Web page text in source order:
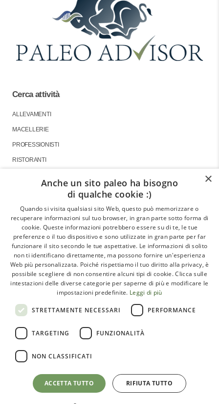
Cerca attività
ALLEVAMENTI
MACELLERIE
PROFESSIONISTI
RISTORANTI
GLI ARTICOLI
LE INTERVISTE
CHI SIAMO
CONTATTI
Paleoadvisor.net è un progetto di Francesca Pietrobon e
(RM) Italy – C.F. PTRFNC91T67l407X
Privacy e cookie policy Termini e condizioniMap Icons
×
Anche un sito paleo ha bisogno
di qualche cookie :)
Quando si visita qualsiasi sito Web, questo può memorizzare o
recuperare informazioni sul tuo browser, in gran parte sotto forma di
cookie. Queste informazioni potrebbero essere su di te, le tue
preferenze o il tuo dispositivo e sono utilizzate in gran parte per far
funzionare il sito secondo le tue aspettative. Le informazioni di solito
non ti identificano direttamente, ma possono fornire un'esperienza
Web più personalizzata. Poiché rispettiamo il tuo diritto alla privacy, è
possibile scegliere di non consentire alcuni tipi di cookie. Clicca sulle
intestazioni delle diverse categorie per saperne di più e modificare le
impostazioni predefinite. Leggi di più
STRETTAMENTE NECESSARI PERFORMANCE
TARGETING FUNZIONALITÀ
NON CLASSIFICATI
ACCETTA TUTTO RIFIUTA TUTTO